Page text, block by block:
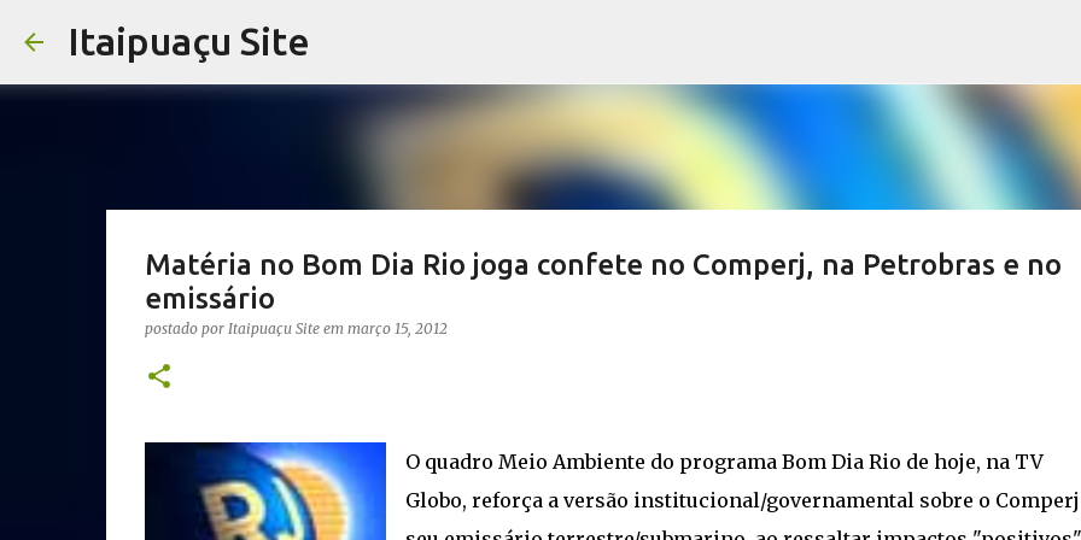
Itaipuaçu Site
Matéria no Bom Dia Rio joga confete no Comperj, na Petrobras e no
emissário
postado por Itaipuaçu Site em março 15, 2012
O quadro Meio Ambiente do programa Bom Dia Rio de hoje, na TV
Globo, reforça a versão institucional/governamental sobre o Comperj